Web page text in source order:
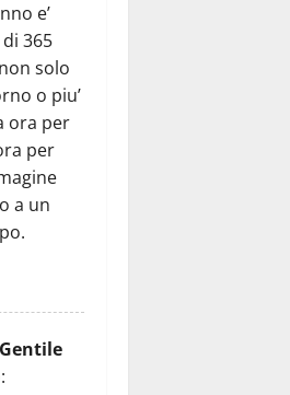
e’
365
solo
o piu’
ora per
per
a un